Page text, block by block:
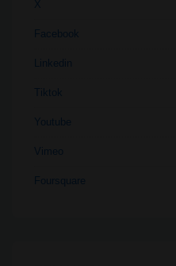
X
Facebook
Linkedin
Tiktok
Youtube
Vimeo
Foursquare